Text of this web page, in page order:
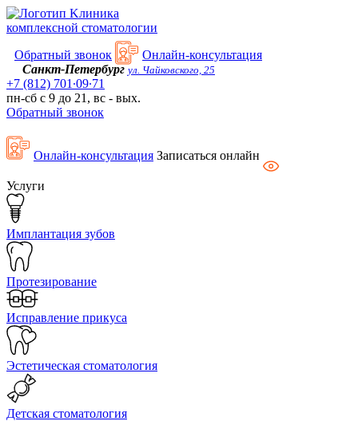
Kлиника
комплексной стоматологии
Обратный звонок
Онлайн-консультация
Санкт-Петербург ул. Чайковского, 25
+7 (812) 701∙09∙71
пн-сб с 9 до 21, вс - вых.
Обратный звонок
Онлайн-консультация Записаться онлайн
Услуги
Имплантация зубов
Протезирование
Исправление прикуса
Эстетическая стоматология
Детская стоматология